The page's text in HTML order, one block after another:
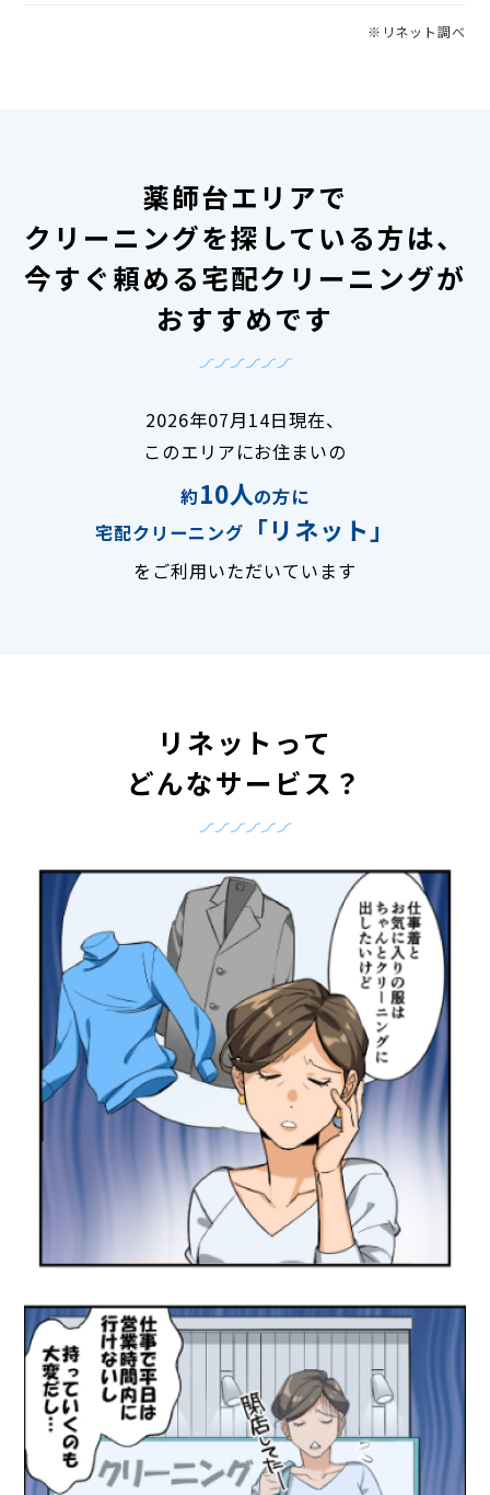
※リネット調べ
薬師台エリアで
クリーニングを探している方は、
今すぐ頼める宅配クリーニングが
おすすめです
2026年07月14日現在、
このエリアにお住まいの
約10人の方に
宅配クリーニング
「リネット」
をご利用いただいています
リネットって
どんなサービス？